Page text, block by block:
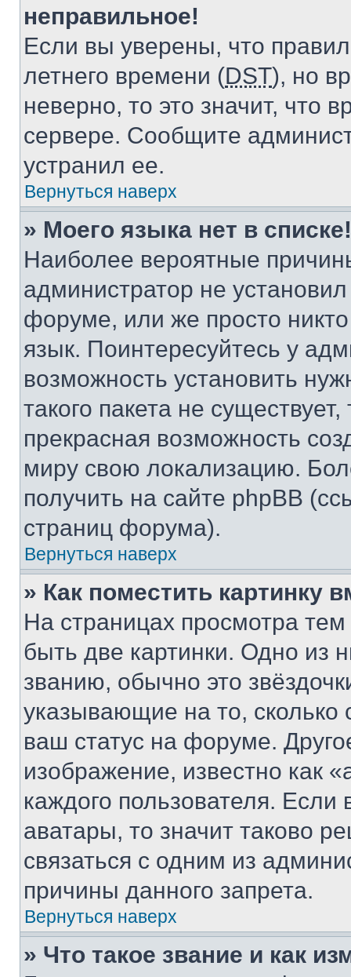
неправильное!
Если вы уверены, что
летнего времени (DST), но
неверно, то это значит, что
сервере. Сообщите
устранил ее.
Вернуться наверх
» Моего языка нет в списке!
Наиболее вероятные
администратор не
форуме, или же просто
язык. Поинтересуйтесь у
возможность установить
такого пакета не
прекрасная возможность
миру свою локализацию.
получить на сайте phpBB
страниц форума).
Вернуться наверх
» Как поместить картинку
На страницах просмотра
быть две картинки. Одно из
званию, обычно это
указывающие на то,
ваш статус на форуме.
изображение, известно как
каждого пользователя.
аватары, то значит таково
связаться с одним из
причины данного запрета.
Вернуться наверх
» Что такое звание и как